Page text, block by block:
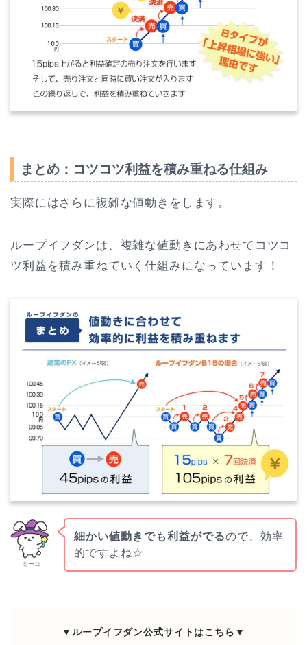
まとめ：コツコツ利益を積み重ねる仕組み
実際にはさらに複雑な値動きをします。
ループイフダンは、複雑な値動きにあわせてコツコ
ツ利益を積み重ねていく仕組みになっています！
ミーコ
細かい値動きでも利益がでるので、効率
的ですよね☆
▼ループイフダン公式サイトはこちら▼